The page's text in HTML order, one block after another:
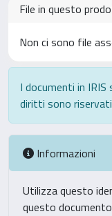
File in questo
Non ci sono file
I documenti in
diritti sono
Informazioni
Utilizza questo
questo